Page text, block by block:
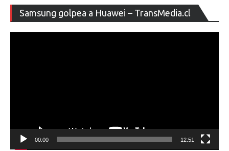
Samsung golpea a Huawei – TransMedia.cl
de
00:00 12:51